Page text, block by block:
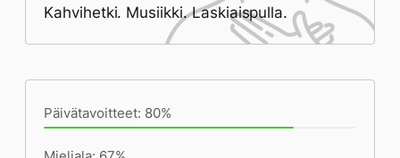
Kahvihetki. Musiikki. Laskiaispulla.
Päivätavoitteet: 80%